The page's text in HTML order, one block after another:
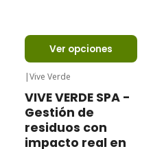
Ver opciones
|Vive Verde
VIVE VERDE SPA -
Gestión de
residuos con
impacto real en